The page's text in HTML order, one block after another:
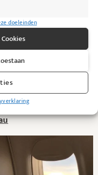
doeleinden
de actieve